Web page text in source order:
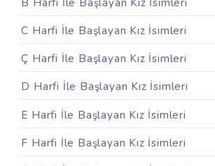
C Harfi İle Başlayan Kız İsimleri
Ç Harfi İle Başlayan Kız İsimleri
D Harfi İle Başlayan Kız İsimleri
E Harfi İle Başlayan Kız İsimleri
F Harfi İle Başlayan Kız İsimleri